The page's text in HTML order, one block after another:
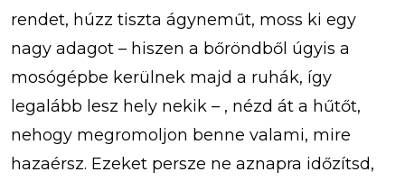
rendet, húzz tiszta ágyneműt, moss ki egy
nagy adagot – hiszen a bőröndből úgyis a
mosógépbe kerülnek majd a ruhák, így
legalább lesz hely nekik – , nézd át a hűtőt,
nehogy megromoljon benne valami, mire
hazaérsz. Ezeket persze ne aznapra időzítsd,